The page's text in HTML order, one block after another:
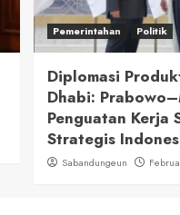
Pemerintahan Politik
Diplomasi
Dhabi:
Penguatan Kerja
Strategis
Sabandungeun